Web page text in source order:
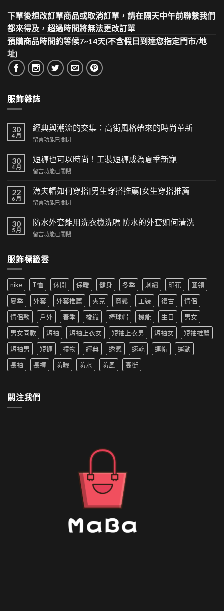
下單後想改訂單商品或取消訂單，請在隔天中午前聯繫我們
都來得及，超過時間將無法更改訂單
預購商品時間約等候7~14天(不含假日到達您指定門市/地
址)
服飾雜誌
30
4 月
經典與潮流的交集：高街風格帶來的時尚革新
在
典
與
潮
的
交
集：
街
風
來
尚
革
新〉
中
留言功能已關閉
30
4 月
短褲也可以時尚！工裝短褲成為夏季新寵
在
褲
也
可
時
尚！
工
短
褲
為
夏
季
新
寵〉
中
留言功能已關閉
22
6 月
漁夫帽如何穿搭|男生穿搭推薦|女生穿搭推薦
在
夫
帽
如
搭|
生
穿
搭
推
薦|
女
生
穿
推
薦〉
中
留言功能已關閉
30
5 月
防水外套能用洗衣機洗嗎 防水的外套如何清洗
在
外
用
洗
衣
機
嗎
防
水
的
外
套
清
洗〉
留言功能已關閉
服飾標籤雲
nike T恤 休閒 保暖 健身 冬季 刺繡 印花
圓領
夏季
外套 外套推薦 夾克 寬鬆 工裝 復古
情侶
情侶款
戶外 春季 梭織 棒球帽 機能 生日
男女
男女同款
短袖 短袖上衣女 短袖上衣男 短袖女
短袖推薦
短袖男
短褲 禮物 經典 透氣 速乾 連帽
運動
長袖
長褲 防曬 防水 防風 高街
關注我們